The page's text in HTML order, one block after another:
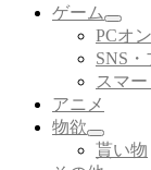
ゲーム
サ
ブ
メ
ニ
を
展
PCオ
SNS
スマ
アニメ
物欲
サ
ブ
貰い物